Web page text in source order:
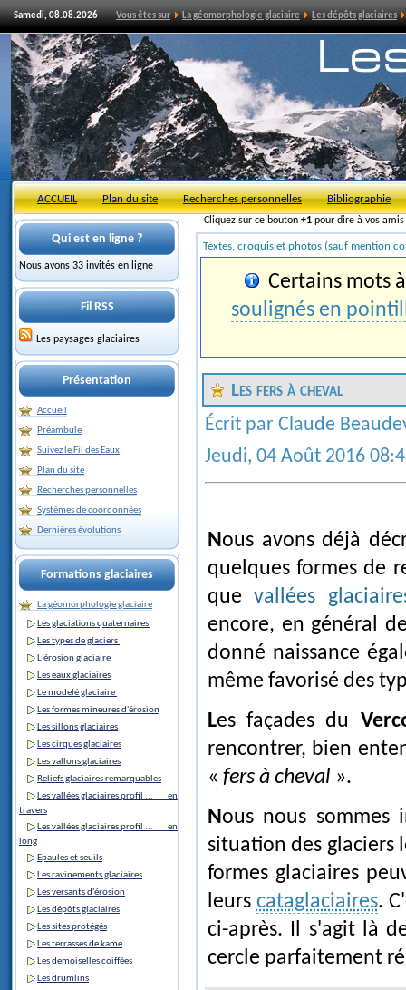
Samedi, 08.08.2026 Vous êtes sur La géomorphologie glaciaire Les dépôts glaciaires
ACCUEIL Plan du site Recherches personnelles Bibliographie
Cliquez sur ce bouton +1 pour dire à vos
Qui est en ligne ?
Nous avons 33 invités en ligne
Fil RSS
Les paysages glaciaires
Présentation
Accueil
Préambule
Suivez le Fil des Eaux
Plan du site
Recherches personnelles
Systèmes de coordonnées
Dernières évolutions
Formations glaciaires
La géomorphologie glaciaire
Les glaciations quaternaires
Les types de glaciers
L'érosion glaciaire
Les eaux glaciaires
Le modelé glaciaire
Les formes mineures d'érosion
Les sillons glaciaires
Les cirques glaciaires
Les vallons glaciaires
Reliefs glaciaires remarquables
Les vallées glaciaires profil ... en
travers
Les vallées glaciaires profil ... en
long
Epaules et seuils
Les ravinements glaciaires
Les versants d'érosion
Les dépôts glaciaires
Les sites protégés
Les terrasses de kame
Les demoiselles coiffées
Les drumlins
Textes, croquis et photos (sauf mention
Certains mots
soulignés en
Les fers à cheval
Écrit par Claude
Jeudi, 04 Août 2016
Nous avons déjà
quelques formes de
quevallées
encore, en général
donné naissance
même favorisé des
Les façades du
rencontrer, bien
« fers à cheval ».
Nous nous sommes intéressés plus particulièrement dans ce site à la
situation des glaciers
formes glaciaires
leurs cataglaciaires.
ci-après. Il s'agit là
cercle parfaitement